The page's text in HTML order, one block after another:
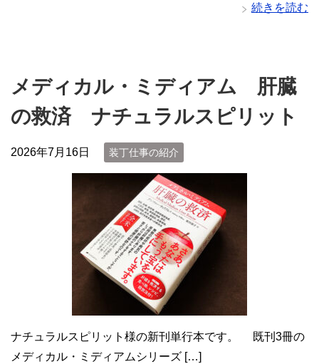
続きを読む
メディカル・ミディアム 肝臓
の救済 ナチュラルスピリット
2026年7月16日 装丁仕事の紹介
ナチュラルスピリット様の新刊単行本です。 既刊3冊の
メディカル・ミディアムシリーズ […]